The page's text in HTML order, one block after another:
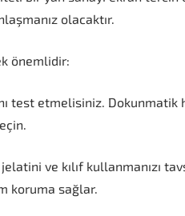
olacaktır.
önemlidir:
test etmelisiniz. Dokunmatik
ve kılıf kullanmanızı
koruma sağlar.